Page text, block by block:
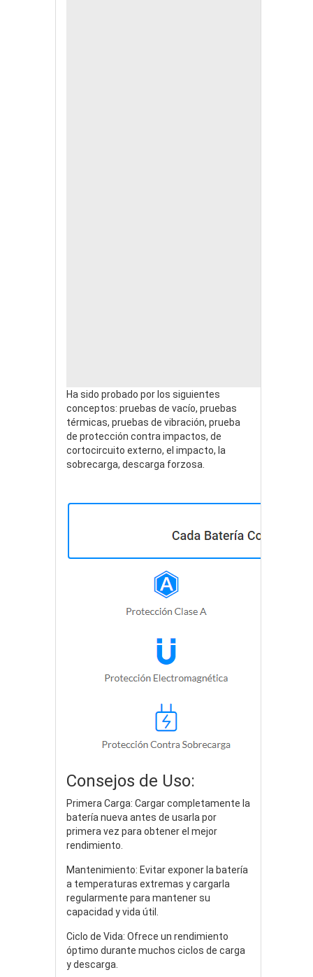
Ha sido probado por los siguientes
conceptos: pruebas de vacío, pruebas
térmicas, pruebas de vibración, prueba
de protección contra impactos, de
cortocircuito externo, el impacto, la
sobrecarga, descarga forzosa.
Consejos de Uso:
Primera Carga: Cargar completamente la
batería nueva antes de usarla por
primera vez para obtener el mejor
rendimiento.
Mantenimiento: Evitar exponer la batería
a temperaturas extremas y cargarla
regularmente para mantener su
capacidad y vida útil.
Ciclo de Vida: Ofrece un rendimiento
óptimo durante muchos ciclos de carga
y descarga.